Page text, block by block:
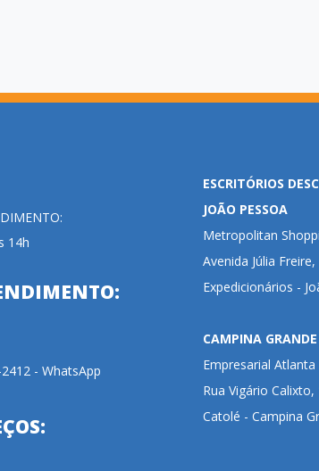
14h
- WhatsApp
ESCRITÓRIOS
JOÃO PESSOA
Metropolitan
Avenida Júlia
Expedicionários -
CAMPINA GRANDE
Empresarial Atlanta
Rua Vigário
Catolé - Campina